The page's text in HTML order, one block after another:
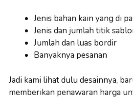
Jenis bahan kain yang di
Jenis dan jumlah titik
Jumlah dan luas bordir
Banyaknya pesanan
Jadi kami lihat dulu desainnya,
memberikan penawaran harga